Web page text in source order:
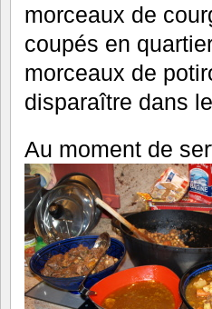
morceaux de
coupés en
morceaux de
disparaître dans
Au moment de